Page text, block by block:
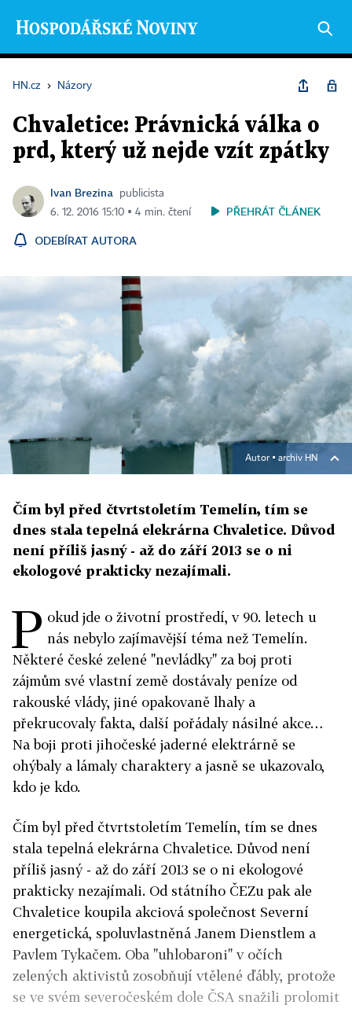
HN.cz › Názory
Chvaletice: Právnická válka o
prd, který už nejde vzít zpátky
Ivan Brezina
publicista
6. 12. 2016 15:10 ▪ 4 min. čtení
PŘEHRÁT ČLÁNEK
ODEBÍRAT AUTORA
Autor ▪ archiv HN
Čím byl před čtvrtstoletím Temelín, tím se
dnes stala tepelná elekrárna Chvaletice. Důvod
není příliš jasný - až do září 2013 se o ni
ekologové prakticky nezajímali.
P okud jde o životní prostředí, v 90. letech u
nás nebylo zajímavější téma než Temelín.
Některé české zelené "nevládky" za boj proti
zájmům své vlastní země dostávaly peníze od
rakouské vlády, jiné opakovaně lhaly a
překrucovaly fakta, další pořádaly násilné akce…
Na boji proti jihočeské jaderné elektrárně se
ohýbaly a lámaly charaktery a jasně se ukazovalo,
kdo je kdo.
Čím byl před čtvrtstoletím Temelín, tím se dnes
stala tepelná elekrárna Chvaletice. Důvod není
příliš jasný - až do září 2013 se o ni ekologové
prakticky nezajímali. Od státního ČEZu pak ale
Chvaletice koupila akciová společnost Severní
energetická, spoluvlastněná Janem Dienstlem a
Pavlem Tykačem. Oba "uhlobaroni" v očích
zelených aktivistů zosobňují vtělené ďábly, protože
se ve svém severočeském dole ČSA snažili prolomit